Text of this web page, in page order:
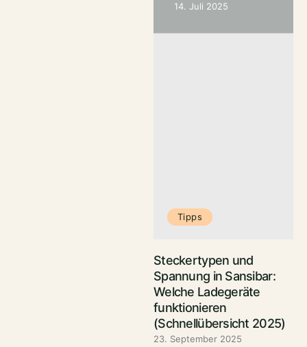
14. Juli 2025
Tipps
Steckertypen und
Spannung in Sansibar:
Welche Ladegeräte
funktionieren
(Schnellübersicht 2025)
23. September 2025